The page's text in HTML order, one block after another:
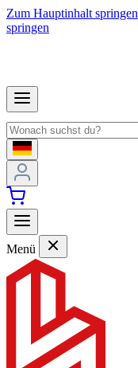
Zum Hauptinhalt springen
springen
Menü